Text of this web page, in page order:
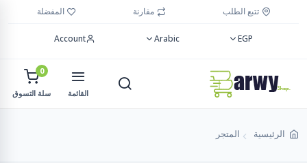
تتبع الطلب مقارنة المفضلة
EGP
Arabic
Account
القائمة
0
سلة التسوق
الرئيسية المتجر